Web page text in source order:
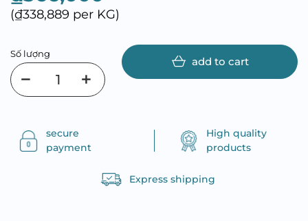
(₫338,889 per KG)
Số lượng
add to cart
secure
payment
High quality
products
Express shipping